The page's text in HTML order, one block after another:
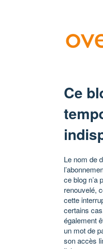
Ce
Le nom de
ce blog n’a
renouvelé,
cette
certains
également
un mot de
son accès